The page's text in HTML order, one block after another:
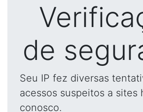
de
Seu IP fez diversas
acessos suspeitos a sites
conosco.